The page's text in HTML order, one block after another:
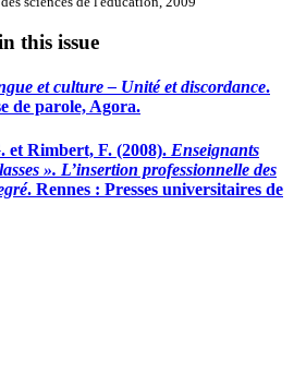
this issue
et culture – Unité et discordance.
de parole, Agora.
et Rimbert, F. (2008). Enseignants
». L’insertion professionnelle des
. Rennes : Presses universitaires de